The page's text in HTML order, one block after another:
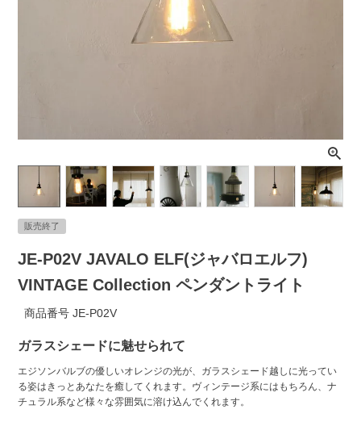
アウトレット
販売終了
JE-P02V JAVALO ELF(ジャバロエルフ)
VINTAGE Collection ペンダントライト
商品番号 JE-P02V
ガラスシェードに魅せられて
エジソンバルブの優しいオレンジの光が、ガラスシェード越しに光ってい
る姿はきっとあなたを癒してくれます。ヴィンテージ系にはもちろん、ナ
チュラル系など様々な雰囲気に溶け込んでくれます。